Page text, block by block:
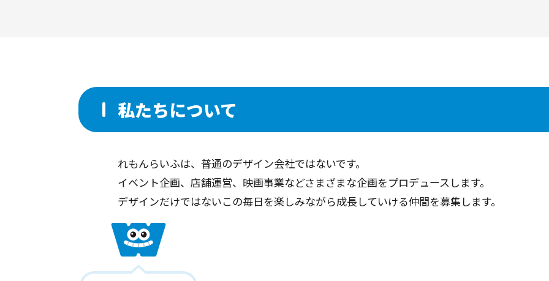
私たちについて
れもんらいふは、普通のデザイン会社ではないです。
イベント企画、店舗運営、映画事業などさまざまな企画をプロデュースします。